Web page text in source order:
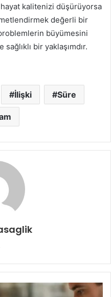
kalitenizi düşürüyorsa
değerli bir
büyümesini
bir yaklaşımdır.
İlişki Süre
Web